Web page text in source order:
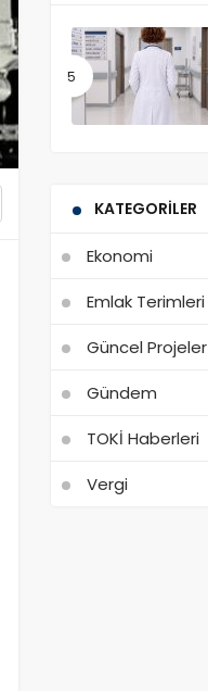
KATEGORILER
Ekonomi
Emlak Terimleri
Güncel Projeler
Gündem
TOKİ Haberleri
Vergi